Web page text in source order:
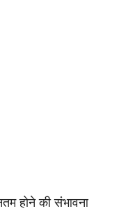
होने की संभावना